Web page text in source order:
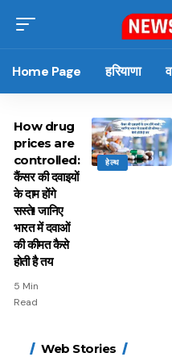
Home Page हरियाणा
हेल्थ
How drug
prices are
controlled:
कैंसर की दवाइयों
के दाम होंगे
सस्ते! जानिए
भारत में दवाओं
की कीमत कैसे
होती है तय
5 Min
Read
Web Stories
15 नवंबर से लागू होंगे
मोटापे को कम करने के लिए